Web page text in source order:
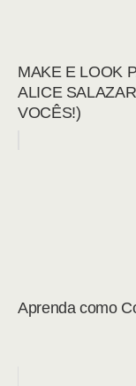
MAKE E LOOK
ALICE
VOCÊS!)
Aprenda como